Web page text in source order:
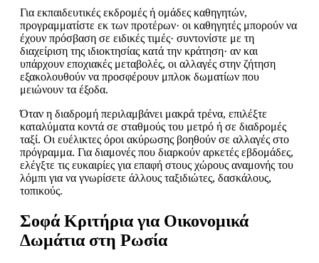
Για εκπαιδευτικές εκδρομές ή ομάδες καθηγητών,
προγραμματίστε εκ των προτέρων· οι καθηγητές μπορούν να
έχουν πρόσβαση σε ειδικές τιμές· συντονίστε με τη
διαχείριση της ιδιοκτησίας κατά την κράτηση· αν και
υπάρχουν εποχιακές μεταβολές, οι αλλαγές στην ζήτηση
εξακολουθούν να προσφέρουν μπλοκ δωματίων που
μειώνουν τα έξοδα.
Όταν η διαδρομή περιλαμβάνει μακρά τρένα, επιλέξτε
καταλύματα κοντά σε σταθμούς του μετρό ή σε διαδρομές
ταξί. Οι ευέλικτες όροι ακύρωσης βοηθούν σε αλλαγές στο
πρόγραμμα. Για διαμονές που διαρκούν αρκετές εβδομάδες,
ελέγξτε τις ευκαιρίες για επαφή στους χώρους αναμονής του
λόμπι για να γνωρίσετε άλλους ταξιδιώτες, δασκάλους,
τοπικούς.
Σοφά Κριτήρια για Οικονομικά
Δωμάτια στη Ρωσία